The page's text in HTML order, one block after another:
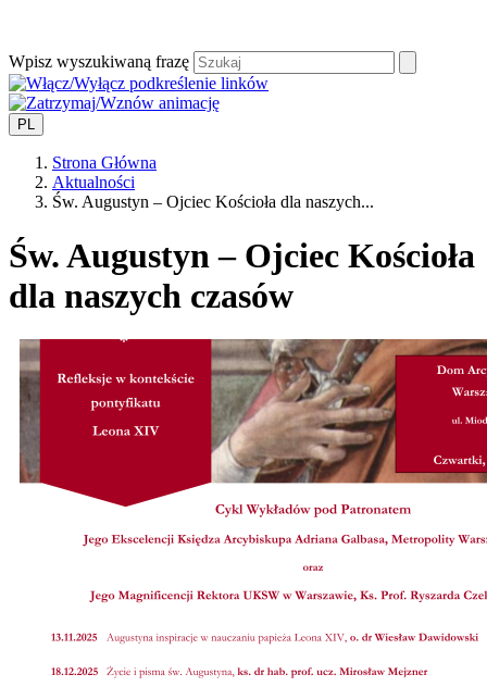
Wpisz wyszukiwaną frazę
PL
Strona Główna
Aktualności
Św. Augustyn – Ojciec Kościoła dla naszych...
Św. Augustyn – Ojciec Kościoła
dla naszych czasów